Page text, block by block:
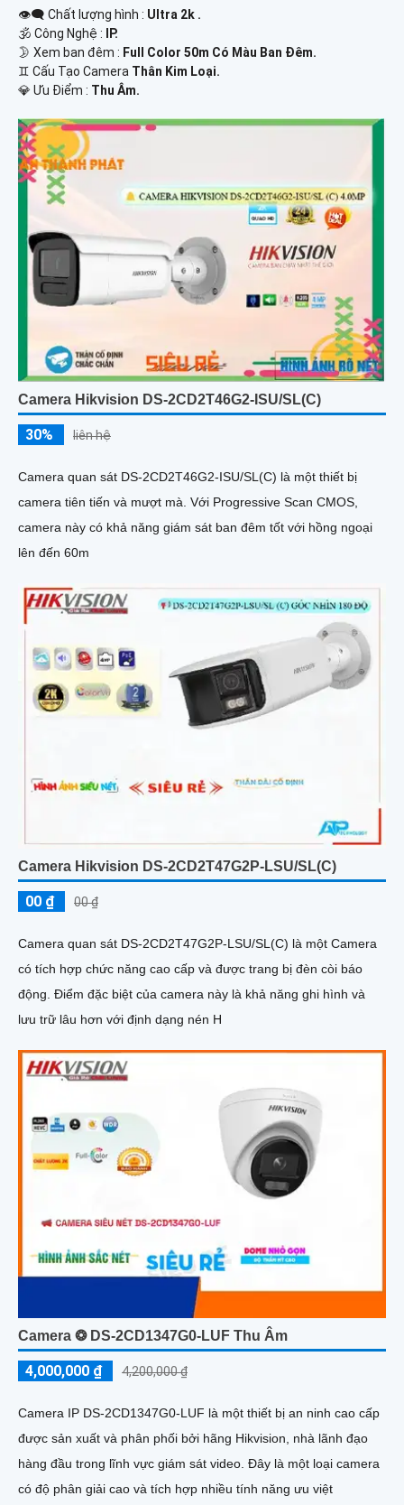
👁️‍🗨 Chất lượng hình : Ultra 2k .
🕉️ Công Nghệ : IP.
🌛 Xem ban đêm : Full Color 50m Có Màu Ban Đêm.
♊ Cấu Tạo Camera Thân Kim Loại.
️💎 Ưu Điểm : Thu Âm.
Camera Hikvision DS-2CD2T46G2-ISU/SL(C)
30% liên hệ
Camera quan sát DS-2CD2T46G2-ISU/SL(C) là một thiết bị
camera tiên tiến và mượt mà. Với Progressive Scan CMOS,
camera này có khả năng giám sát ban đêm tốt với hồng ngoại
lên đến 60m
Camera Hikvision DS-2CD2T47G2P-LSU/SL(C)
00 ₫ 00 ₫
Camera quan sát DS-2CD2T47G2P-LSU/SL(C) là một Camera
có tích hợp chức năng cao cấp và được trang bị đèn còi báo
động. Điểm đặc biệt của camera này là khả năng ghi hình và
lưu trữ lâu hơn với định dạng nén H
Camera ❂ DS-2CD1347G0-LUF Thu Âm
4,000,000 ₫ 4,200,000 ₫
Camera IP DS-2CD1347G0-LUF là một thiết bị an ninh cao cấp
được sản xuất và phân phối bởi hãng Hikvision, nhà lãnh đạo
hàng đầu trong lĩnh vực giám sát video. Đây là một loại camera
có độ phân giải cao và tích hợp nhiều tính năng ưu việt